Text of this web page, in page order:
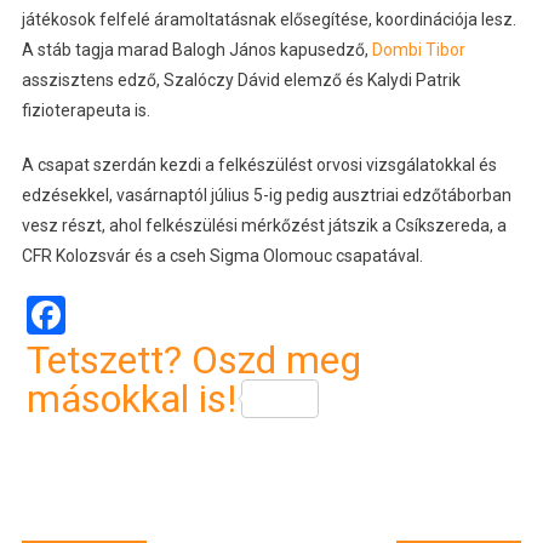
játékosok felfelé áramoltatásnak elősegítése, koordinációja lesz.
A stáb tagja marad Balogh János kapusedző, Dombi Tibor
asszisztens edző, Szalóczy Dávid elemző és Kalydi Patrik
fizioterapeuta is.
A csapat szerdán kezdi a felkészülést orvosi vizsgálatokkal és
edzésekkel, vasárnaptól július 5-ig pedig ausztriai edzőtáborban
vesz részt, ahol felkészülési mérkőzést játszik a Csíkszereda, a
CFR Kolozsvár és a cseh Sigma Olomouc csapatával.
Tetszett? Oszd meg
másokkal is!